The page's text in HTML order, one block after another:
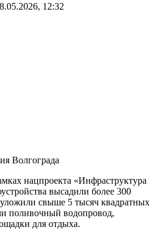
12:32
Волгограда
нацпроекта «Инфраструктура
высадили более 300
уложили свыше 5 тысяч квадратных
поливочный водопровод,
для отдыха.